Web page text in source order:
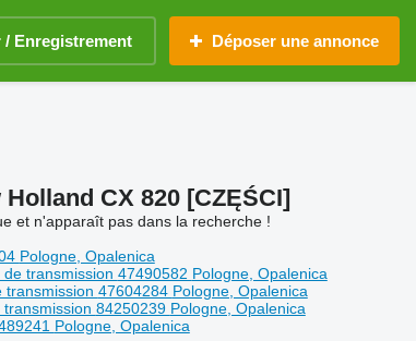
/ Enregistrement Déposer une annonce
CX 820 [CZĘŚCI]
et n'apparaît pas dans la recherche !
Pologne, Opalenica
transmission 47490582 Pologne, Opalenica
transmission 47604284 Pologne, Opalenica
84250239 Pologne, Opalenica
Pologne, Opalenica